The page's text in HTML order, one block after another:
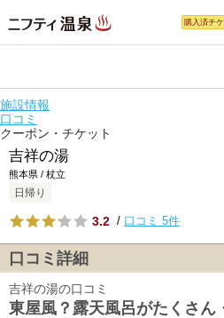
購入済チ
施設情報
口コミ
クーポン・チケット
吉祥の湯
熊本県 / 杖立
日帰り
3.2 / 口コミ 5件
口コミ詳細
吉祥の湯の口コミ
東屋風？露天風呂がたくさん